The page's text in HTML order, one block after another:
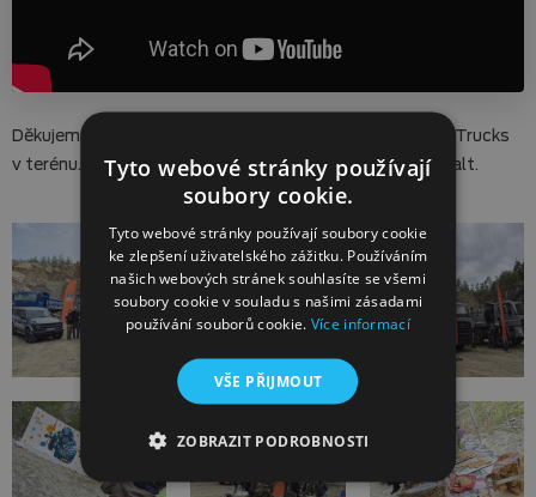
Děkujeme za účast, pozitivní reakce i zájem o vozy Ford Trucks
v terénu. Těšíme se na další společné setkání mimo asfalt.
Tyto webové stránky používají
soubory cookie.
Tyto webové stránky používají soubory cookie
ke zlepšení uživatelského zážitku. Používáním
našich webových stránek souhlasíte se všemi
soubory cookie v souladu s našimi zásadami
používání souborů cookie. Více informací
VŠE PŘIJMOUT
ZOBRAZIT PODROBNOSTI